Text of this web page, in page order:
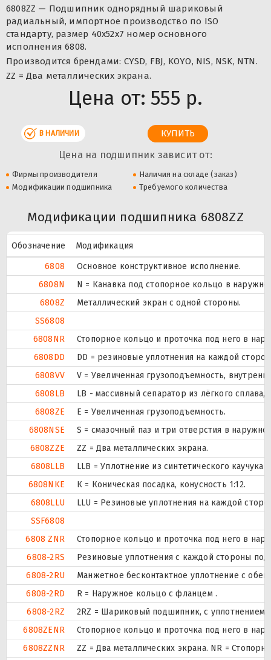
6808ZZ — Подшипник однорядный шариковый
радиальный, импортное производство по ISO
стандарту, размер 40x52x7 номер основного
исполнения 6808.
Производится брендами: CYSD, FBJ, KOYO, NIS, NSK, NTN.
ZZ = Два металлических экрана.
Цена от: 555 р.
В НАЛИЧИИ
Цена на подшипник зависит от:
Фирмы производителя
Наличия на складе (заказ)
Модификации подшипника
Требуемого количества
Модификации подшипника 6808ZZ
Обозначение
Модификация
6808
Основное конструктивное исполнение.
6808N
N = Канавка под стопорное кольцо в
6808Z
Металлический экран с одной стороны.
SS6808
6808NR
Стопорное кольцо и проточка под него в
6808DD
DD = резиновые уплотнения на каждой
6808VV
V = Увеличенная грузоподъемность,
6808LB
LB - массивный сепаратор из лёгкого
6808ZE
Е = Увеличенная грузоподъемность.
6808NSE
S = смазочный паз и три отверстия в
6808ZZE
ZZ = Два металлических экрана.
6808LLB
LLB = Уплотнение из синтетического каучука
6808NKE
К = Коническая посадка, конусность 1:12.
6808LLU
LLU = Резиновые уплотнения на каждой
SSF6808
6808 ZNR
Стопорное кольцо и проточка под него в
6808-2RS
Резиновые уплотнения с каждой стороны
6808-2RU
Манжетное бесконтактное уплотнение с
6808-2RD
R = Наружное кольцо с фланцем .
6808-2RZ
2RZ = Шариковый подшипник, с уплотнением
6808ZENR
Стопорное кольцо и проточка под него в
6808ZZNR
ZZ = Два металлических экрана. NR =